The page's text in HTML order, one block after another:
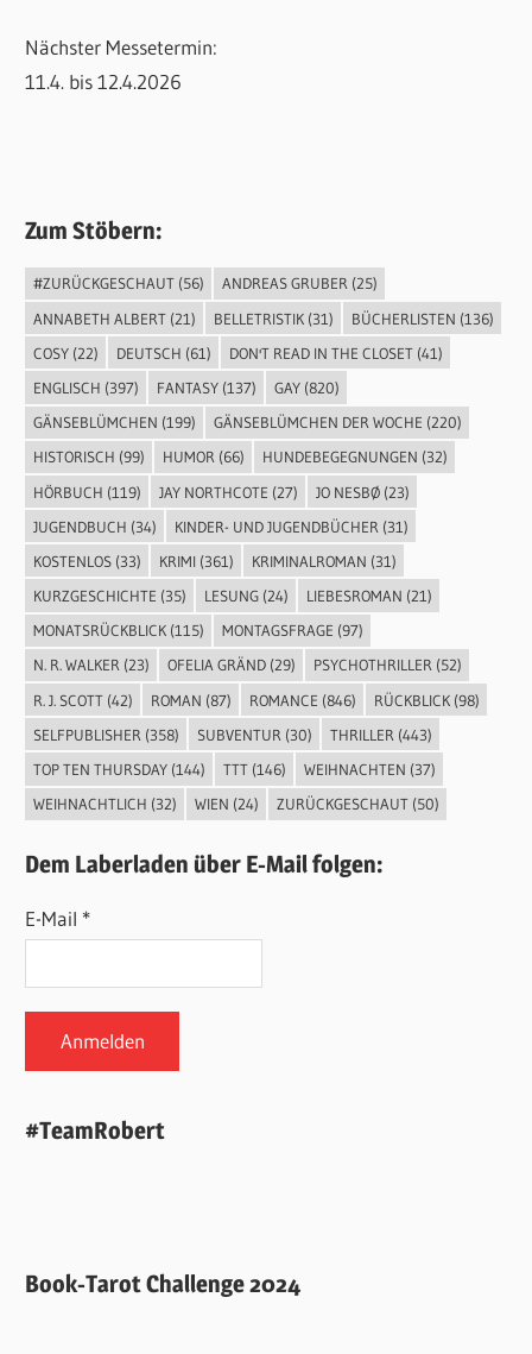
Nächster Messetermin:
11.4. bis 12.4.2026
Zum Stöbern:
#ZURÜCKGESCHAUT(56) ANDREAS GRUBER(25)
ANNABETH ALBERT(21) BELLETRISTIK(31) BÜCHERLISTEN (136)
COSY(22) DEUTSCH (61) DON'T READ IN THE CLOSET(41)
ENGLISCH (397) FANTASY(137) GAY(820)
GÄNSEBLÜMCHEN (199) GÄNSEBLÜMCHEN DER WOCHE (220)
HISTORISCH (99) HUMOR(66) HUNDEBEGEGNUNGEN (32)
HÖRBUCH (119) JAY NORTHCOTE (27) JO NESBØ(23)
JUGENDBUCH (34) KINDER- UND JUGENDBÜCHER (31)
KOSTENLOS(33) KRIMI(361) KRIMINALROMAN (31)
KURZGESCHICHTE (35) LESUNG(24) LIEBESROMAN (21)
MONATSRÜCKBLICK(115) MONTAGSFRAGE (97)
N. R. WALKER(23) OFELIA GRÄND(29) PSYCHOTHRILLER(52)
R. J. SCOTT(42) ROMAN (87) ROMANCE (846) RÜCKBLICK(98)
SELFPUBLISHER (358) SUBVENTUR (30) THRILLER (443)
TOP TEN THURSDAY(144) TTT(146) WEIHNACHTEN (37)
WEIHNACHTLICH (32) WIEN (24) ZURÜCKGESCHAUT(50)
Dem Laberladen über E-Mail folgen:
E-Mail *
#TeamRobert
Book-Tarot Challenge 2024